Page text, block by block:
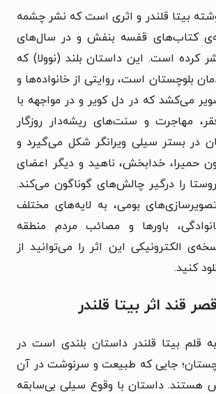
بیتا قلندر و اثری است که نشر چشمه
کتاب‌های قفسه بنفش و در سال‌های
و ۱۴۰۳ منتشر کرده است. این داستان بلند (نوولا) که
بلوچستان است، روایتی از خانواده‌ها و
می‌کشد که در دل کویر و در مواجهه با
مهاجرت و سنت‌های ریشه‌دار روزگار
در بستر سیلی ویرانگر شکل می‌گیرد و
خدابخش، ناهید و دیگر اعضای
را درگیر چالش‌های گوناگون می‌کند.
بومی، به لایه‌های مختلف
باورها و مصائب مردم منطقه
الکترونیکی این اثر را می‌توانید از
کنید.
قند اثر بیتا قلندر
قلم بیتا قلندر داستان بلندی است در
جایی که طبیعت و سرنوشت در آن
هستند. داستان با وقوع سیلی بی‌سابقه